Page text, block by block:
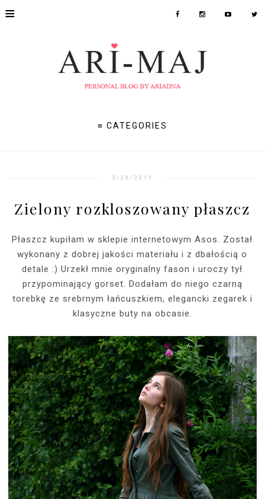
≡
≡ CATEGORIES
5/28/2011
Zielony rozkloszowany płaszcz
Płaszcz kupiłam w sklepie internetowym Asos. Został
wykonany z dobrej jakości materiału i z dbałością o
detale :) Urzekł mnie oryginalny fason i uroczy tył
przypominający gorset. Dodałam do niego czarną
torebkę ze srebrnym łańcuszkiem, elegancki zegarek i
klasyczne buty na obcasie.